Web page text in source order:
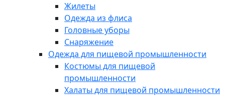
Жилеты
Одежда из флиса
Головные уборы
Снаряжение
Одежда для пищевой промышленности
Костюмы для пищевой
промышленности
Халаты для пищевой промышленности